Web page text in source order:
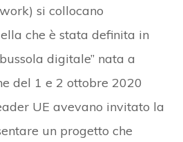
si collocano
che è stata definita in
digitale” nata a
del 1 e 2 ottobre 2020
UE avevano invitato la
un progetto che